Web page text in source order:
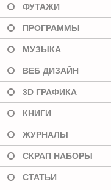
ФУТАЖИ
ПРОГРАММЫ
МУЗЫКА
ВЕБ ДИЗАЙН
3D ГРАФИКА
КНИГИ
ЖУРНАЛЫ
СКРАП НАБОРЫ
СТАТЬИ